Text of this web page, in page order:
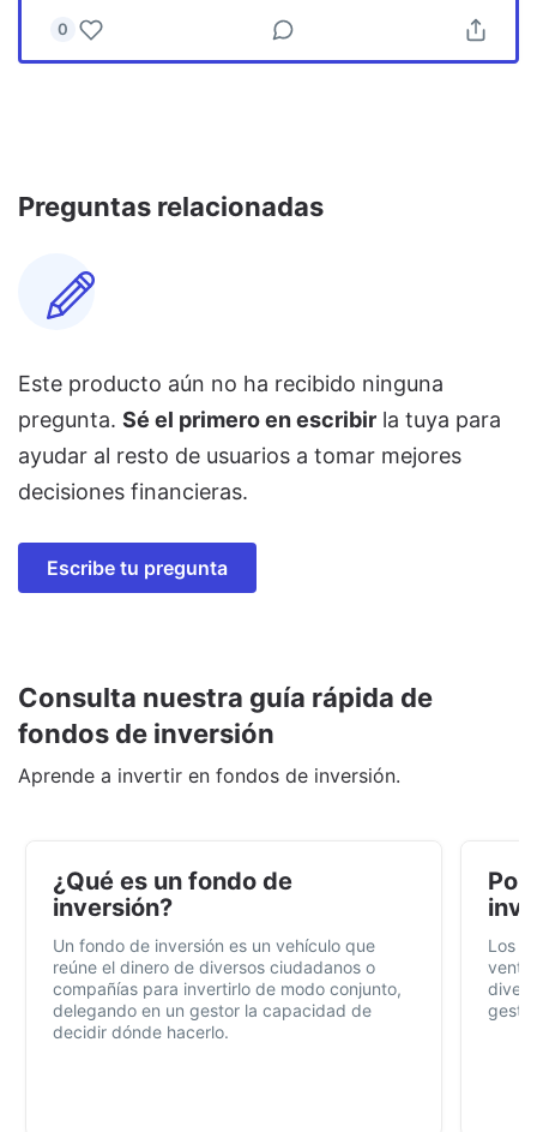
0
Preguntas relacionadas
Este producto aún no ha recibido ninguna
pregunta. Sé el primero en escribir la tuya para
ayudar al resto de usuarios a tomar mejores
decisiones financieras.
Escribe tu pregunta
Consulta nuestra guía rápida de
fondos de inversión
Aprende a invertir en fondos de inversión.
¿Qué es un fondo de
inversión?
Un fondo de inversión es un vehículo que
reúne el dinero de diversos ciudadanos o
compañías para invertirlo de modo conjunto,
delegando en un gestor la capacidad de
decidir dónde hacerlo.
Por
Los